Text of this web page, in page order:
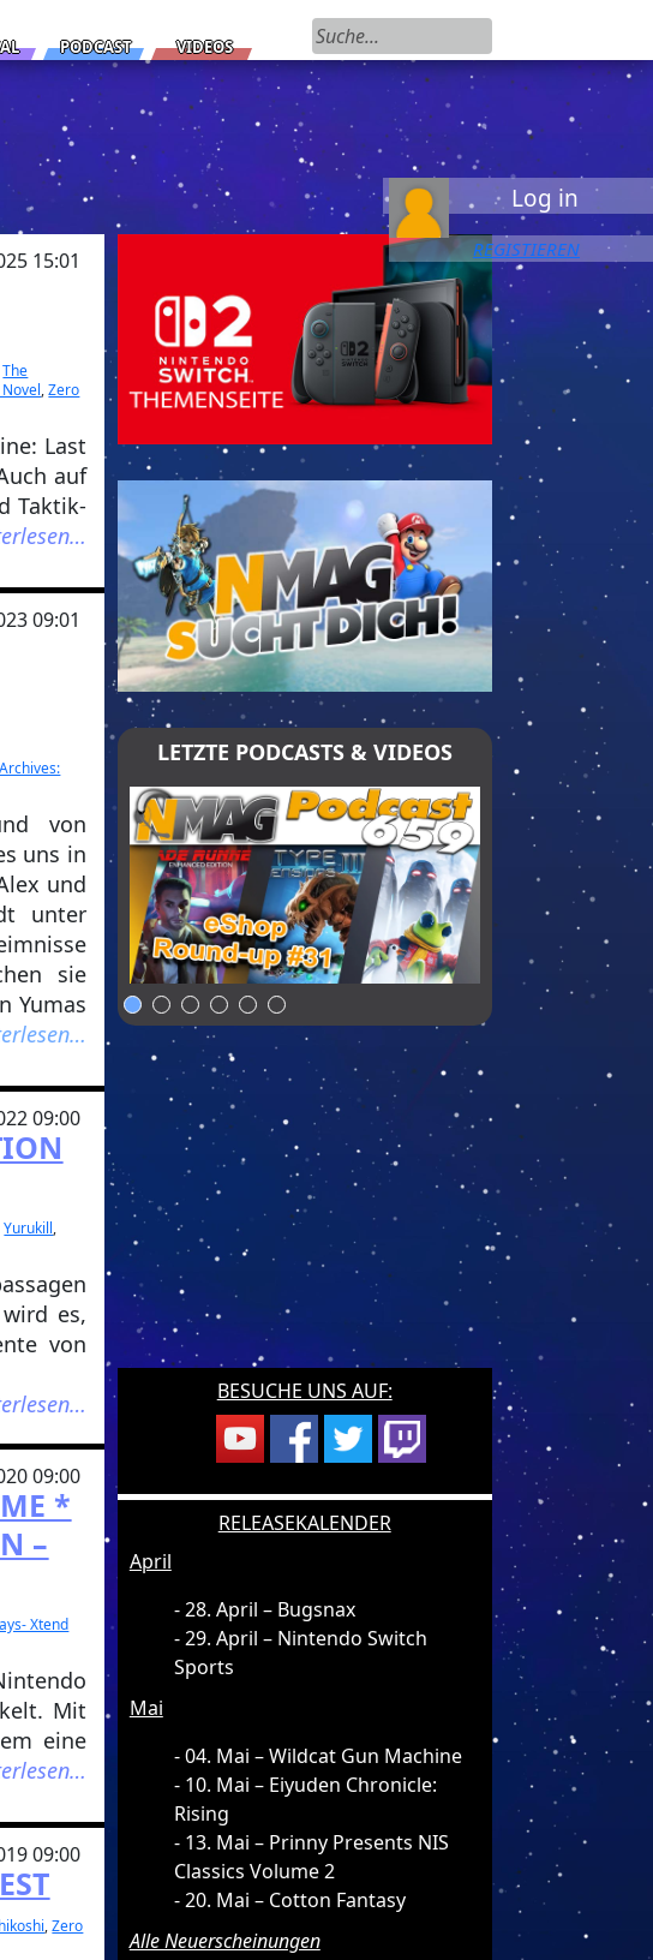
PODCAST VIDEOS
Suchen nach:
Log in
REGISTIEREN
15:01
The
,Zero
Last
auf
Taktik-
09:01
von
uns in
und
unter
sie
Yumas
09:00
Yurukill,
es,
von
09:00
*
–
Xtend
Mit
eine
09:00
,Zero
LETZTE PODCASTS & VIDEOS
BESUCHE UNS AUF:
RELEASEKALENDER
April
28. April – Bugsnax
29. April – Nintendo Switch
Sports
Mai
04. Mai – Wildcat Gun Machine
10. Mai – Eiyuden Chronicle:
Rising
13. Mai – Prinny Presents NIS
Classics Volume 2
20. Mai – Cotton Fantasy
Alle Neuerscheinungen